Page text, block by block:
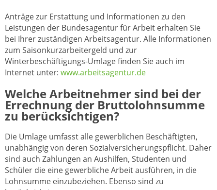
Anträge zur Erstattung und Informationen zu den
Leistungen der Bundesagentur für Arbeit erhalten Sie
bei Ihrer zuständigen Arbeitsagentur. Alle Informationen
zum Saisonkurzarbeitergeld und zur
Winterbeschäftigungs-Umlage finden Sie auch im
Internet unter: www.arbeitsagentur.de
Welche Arbeitnehmer sind bei der
Errechnung der Bruttolohnsumme
zu berücksichtigen?
Die Umlage umfasst alle gewerblichen Beschäftigten,
unabhängig von deren Sozialversicherungspflicht. Daher
sind auch Zahlungen an Aushilfen, Studenten und
Schüler die eine gewerbliche Arbeit ausführen, in die
Lohnsumme einzubeziehen. Ebenso sind zu